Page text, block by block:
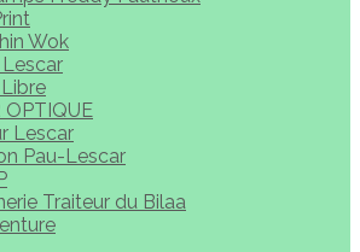
Wok
OPTIQUE
Lescar
Pau-Lescar
Traiteur du Bilaa